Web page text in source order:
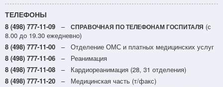
ТЕЛЕФОНЫ
8 (498) 777-11-09 – СПРАВОЧНАЯ ПО ТЕЛЕФОНАМ ГОСПИТАЛЯ (с
8.00 до 19.30 ежедневно)
8 (498) 777-11-00 – Отделение ОМС и платных медицинских услуг
8 (498) 777-11-06 – Реанимация
8 (498) 777-11-08 – Кардиореанимация (28, 31 отделения)
8 (498) 777-11-20 – Медицинская часть (т/факс)